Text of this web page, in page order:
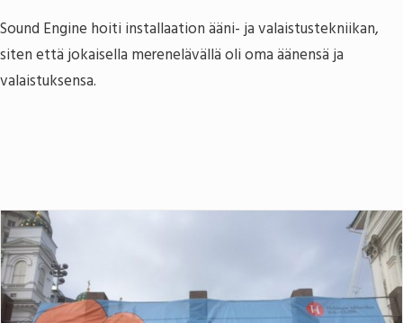
Sound Engine hoiti installaation ääni- ja valaistustekniikan,
siten että jokaisella merenelävällä oli oma äänensä ja
valaistuksensa.